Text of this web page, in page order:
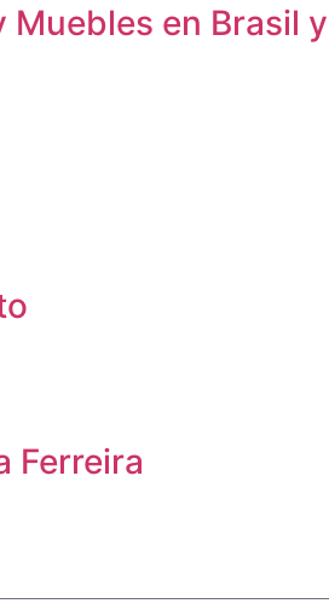
en Brasil
Ferreira